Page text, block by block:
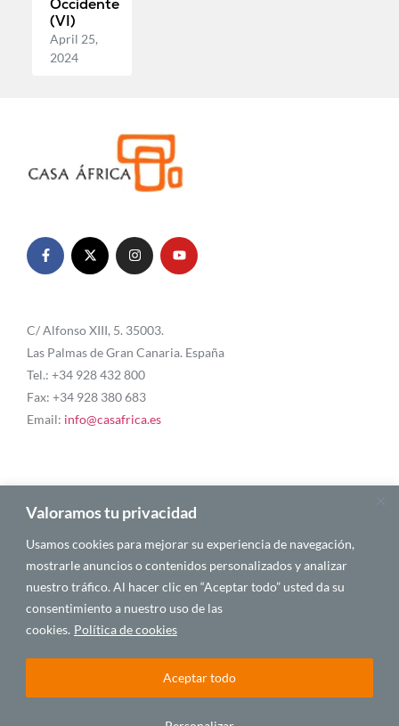
Valoramos tu privacidad
Usamos cookies para mejorar su experiencia de navegación,
mostrarle anuncios o contenidos personalizados y analizar
nuestro tráfico. Al hacer clic en “Aceptar todo” usted da su
consentimiento a nuestro uso de las
cookies. Política de cookies
Aceptar todo
(VI)
April 25,
2024
C/ Alfonso XIII, 5. 35003.
Las Palmas de Gran Canaria. España
Tel.: +34 928 432 800
Fax: +34 928 380 683
Email: info@casafrica.es
Blog
About Us
Personalities
English